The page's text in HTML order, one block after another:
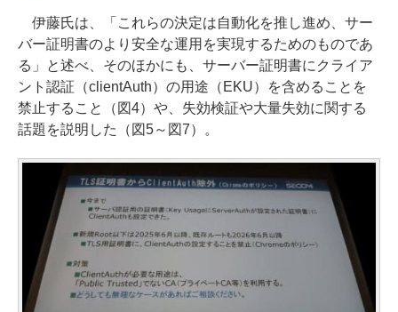
伊藤氏は、「これらの決定は自動化を推し進め、サー
バー証明書のより安全な運用を実現するためのものであ
る」と述べ、そのほかにも、サーバー証明書にクライア
ント認証（clientAuth）の用途（EKU）を含めることを
禁止すること（図4）や、失効検証や大量失効に関する
話題を説明した（図5～図7）。